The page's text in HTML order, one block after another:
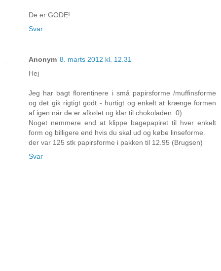
De er GODE!
Svar
Anonym 8. marts 2012 kl. 12.31
Hej
Jeg har bagt florentinere i små papirsforme /muffinsforme
og det gik rigtigt godt - hurtigt og enkelt at krænge formen
af igen når de er afkølet og klar til chokoladen :0)
Noget nemmere end at klippe bagepapiret til hver enkelt
form og billigere end hvis du skal ud og købe linseforme.
der var 125 stk papirsforme i pakken til 12.95 (Brugsen)
Svar